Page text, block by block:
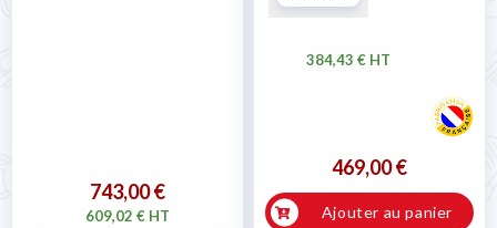
743,00 €
609,02 € HT
469,00 €
384,43 € HT
Ajouter au panier